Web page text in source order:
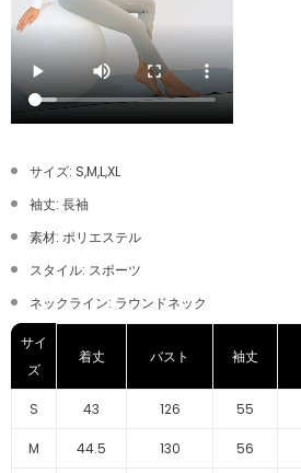
サイズ: S,M,L,XL
袖丈: 長袖
素材: ポリエステル
スタイル: スポーツ
ネックライン: ラウンドネック
サイ
ズ
着丈 バスト 袖丈
S 43 126 55
M 44.5 130 56